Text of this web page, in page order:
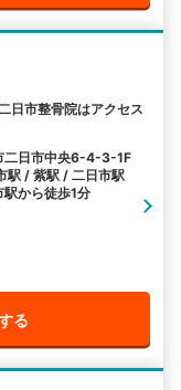
日市整骨院はアクセス
二日市中央6-4-3-1F
駅 / 紫駅 / 二日市駅
から徒歩1分
る